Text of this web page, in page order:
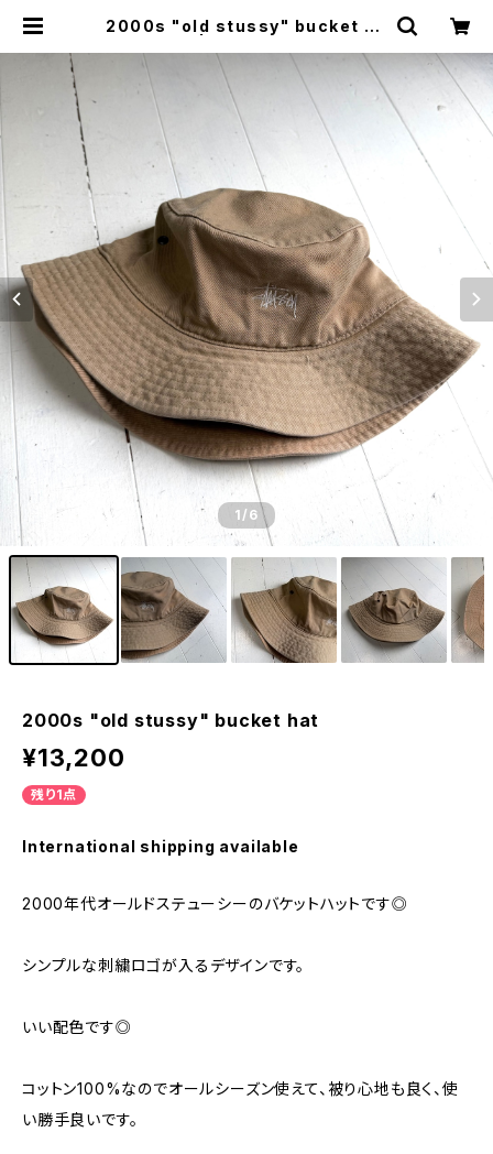
2000s "old stussy" bucket ha
1/6
2000s "old stussy" bucket hat
¥13,200
残り1点
International shipping available
2000年代オールドステューシーのバケットハットです◎
シンプルな刺繍ロゴが入るデザインです。
いい配色です◎
コットン100%なのでオールシーズン使えて、被り心地も良く、使
い勝手良いです。